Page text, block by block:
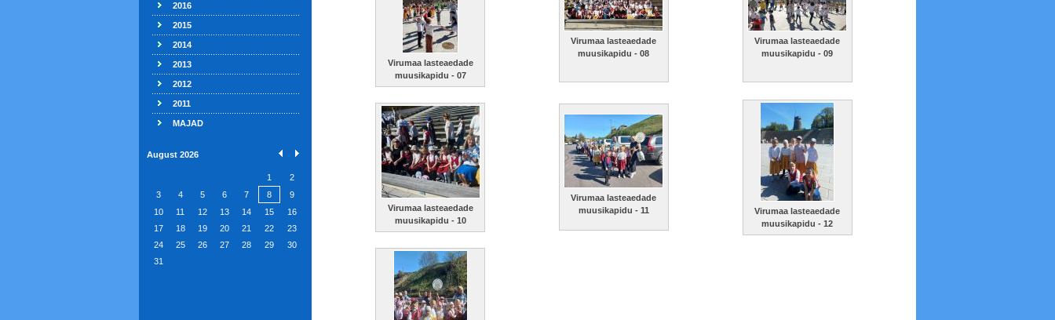
2016
2015
2014
2013
2012
2011
MAJAD
August 2026
1
2
3
4 5 6 7 8
9
10
11 12 13 14 15
16
17
18 19 20 21 22
23
24
25 26 27 28 29
30
31
Virumaa lasteaedade
muusikapidu - 07
Virumaa lasteaedade
muusikapidu - 08
Virumaa lasteaedade
muusikapidu - 09
Virumaa lasteaedade
muusikapidu - 10
Virumaa lasteaedade
muusikapidu - 11
Virumaa lasteaedade
muusikapidu - 12